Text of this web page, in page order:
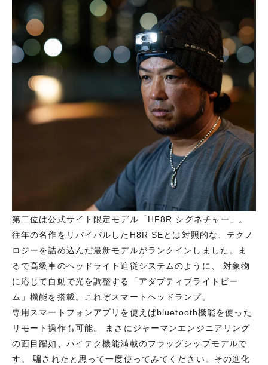
第二位は公式サイト限定モデル「HF8R シグネチャー」。
往年の名作をリバイバルしたH8R SEとは対照的な、テクノ
ロジーを詰め込んだ最新モデルがランクインしました。ま
るで高級車のヘッドライト追従システムのように、 対象物
に応じて自動で光を調整する「アダプティブライトビー
ム」機能を搭載。これぞスマートヘッドランプ。
専用スマートフォンアプリ を使えばbluetooth機能を使った
リモート操作も可能。 まさにジャーマンエンジニアリング
の面目躍如、ハイテク機能満載のフラッグシップモデルで
す。 騙されたと思って一度使ってみてください。その進化